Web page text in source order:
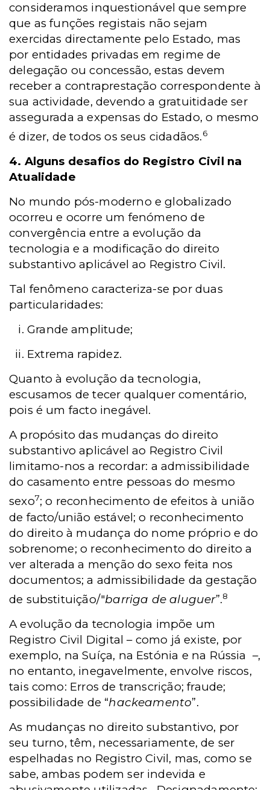
consideramos inquestionável que sempre
que as funções registais não sejam
exercidas directamente pelo Estado, mas
por entidades privadas em regime de
delegação ou concessão, estas devem
receber a contraprestação correspondente à
sua actividade, devendo a gratuitidade ser
assegurada a expensas do Estado, o mesmo
é dizer, de todos os seus cidadãos.6
4. Alguns desafios do Registro Civil na
Atualidade
No mundo pós-moderno e globalizado
ocorreu e ocorre um fenómeno de
convergência entre a evolução da
tecnologia e a modificação do direito
substantivo aplicável ao Registro Civil.
Tal fenômeno caracteriza-se por duas
particularidades:
Grande amplitude;
Extrema rapidez.
Quanto à evolução da tecnologia,
escusamos de tecer qualquer comentário,
pois é um facto inegável.
A propósito das mudanças do direito
substantivo aplicável ao Registro Civil
limitamo-nos a recordar: a admissibilidade
do casamento entre pessoas do mesmo
sexo7; o reconhecimento de efeitos à união
de facto/união estável; o reconhecimento
do direito à mudança do nome próprio e do
sobrenome; o reconhecimento do direito a
ver alterada a menção do sexo feita nos
documentos; a admissibilidade da gestação
de substituição/"barriga de aluguer”.8
A evolução da tecnologia impõe um
Registro Civil Digital – como já existe, por
exemplo, na Suíça, na Estónia e na Rússia –,
no entanto, inegavelmente, envolve riscos,
tais como: Erros de transcrição; fraude;
possibilidade de “hackeamento”.
As mudanças no direito substantivo, por
seu turno, têm, necessariamente, de ser
espelhadas no Registro Civil, mas, como se
sabe, ambas podem ser indevida e